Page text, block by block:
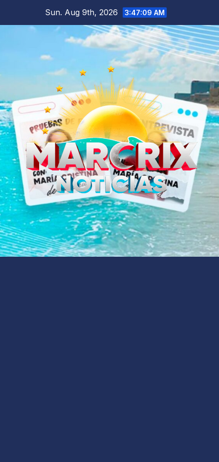
Sun. Aug 9th, 2026 3:47:10 AM